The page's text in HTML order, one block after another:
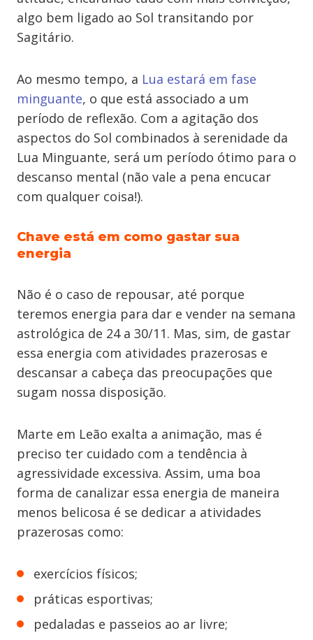
algo bem ligado ao Sol transitando por
Sagitário.
Ao mesmo tempo, a Lua estará em fase
minguante, o que está associado a um
período de reflexão. Com a agitação dos
aspectos do Sol combinados à serenidade da
Lua Minguante, será um período ótimo para o
descanso mental (não vale a pena encucar
com qualquer coisa!).
Chave está em como gastar sua
energia
Não é o caso de repousar, até porque
teremos energia para dar e vender na semana
astrológica de 24 a 30/11. Mas, sim, de gastar
essa energia com atividades prazerosas e
descansar a cabeça das preocupações que
sugam nossa disposição.
Marte em Leão exalta a animação, mas é
preciso ter cuidado com a tendência à
agressividade excessiva. Assim, uma boa
forma de canalizar essa energia de maneira
menos belicosa é se dedicar a atividades
prazerosas como:
exercícios físicos;
práticas esportivas;
pedaladas e passeios ao ar livre;